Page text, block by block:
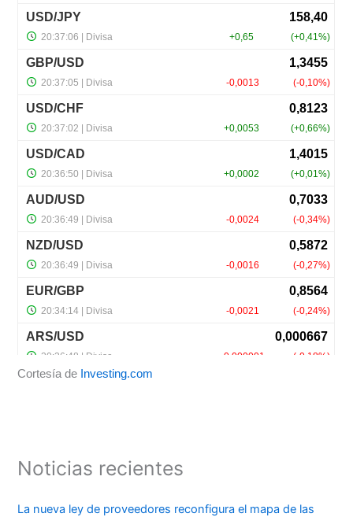
Cortesía de Investing.com
Noticias recientes
La nueva ley de proveedores reconfigura el mapa de las